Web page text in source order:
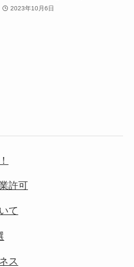
2023年10月6日
許可
て
ス